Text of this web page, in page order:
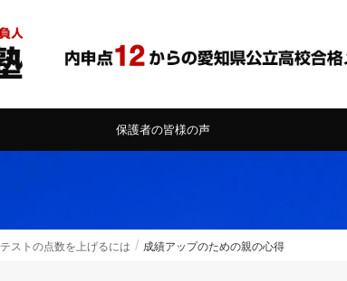
保護者の皆様の声
テストの点数を上げるには 成績アップのための親の心得